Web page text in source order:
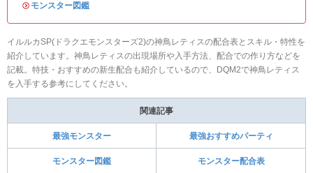
・ モンスター図鑑
イルルカSP(ドラクエモンスターズ2)の神鳥レティスの配合表とスキル・特性を
紹介しています。神鳥レティスの出現場所や入手方法、配合での作り方などを
記載。特技・おすすめの新生配合も紹介しているので、DQM2で神鳥レティス
を入手する参考にしてください。
関連記事
最強モンスター 最強おすすめパーティ
モンスター図鑑 モンスター配合表